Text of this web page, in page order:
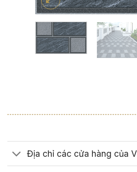
Địa chỉ các cửa hàng của